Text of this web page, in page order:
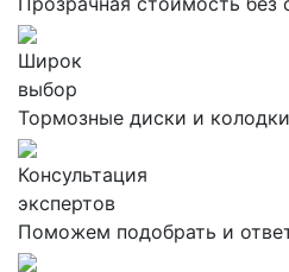
Широк
выбор
Тормозные диски и
Консультация
экспертов
Поможем подобрать и